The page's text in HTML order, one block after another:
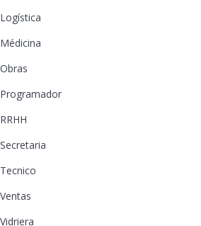
Logística
Médicina
Obras
Programador
RRHH
Secretaria
Tecnico
Ventas
Vidriera